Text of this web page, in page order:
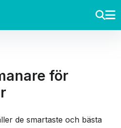
för
de smartaste och bästa